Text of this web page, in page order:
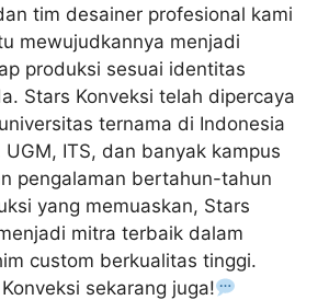
tim desainer profesional kami
mewujudkannya menjadi
produksi sesuai identitas
Stars Konveksi telah dipercaya
ternama di Indonesia
UGM, ITS, dan banyak kampus
pengalaman bertahun-tahun
yang memuaskan, Stars
mitra terbaik dalam
custom berkualitas tinggi.
sekarang juga!